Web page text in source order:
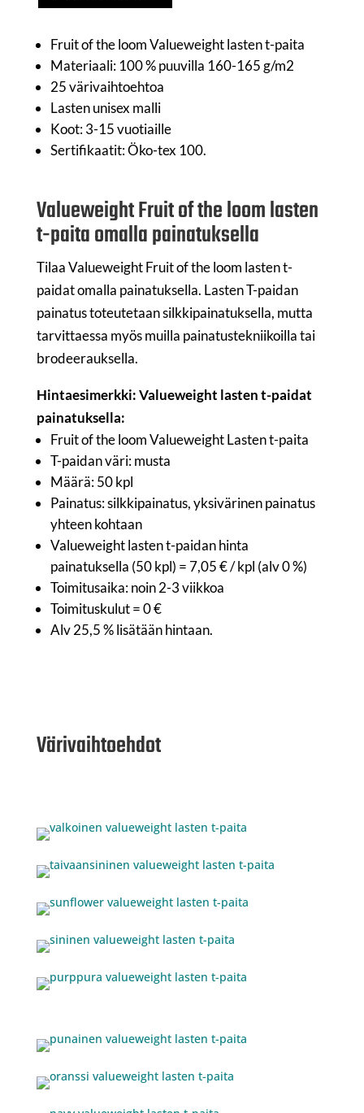
Fruit of the loom Valueweight lasten t-paita
Materiaali: 100 % puuvilla 160-165 g/m2
25 värivaihtoehtoa
Lasten unisex malli
Koot: 3-15 vuotiaille
Sertifikaatit: Öko-tex 100.
Valueweight Fruit of the loom lasten
t-paita omalla painatuksella
Tilaa Valueweight Fruit of the loom lasten t-
paidat omalla painatuksella. Lasten T-paidan
painatus toteutetaan silkkipainatuksella, mutta
tarvittaessa myös muilla painatustekniikoilla tai
brodeerauksella.
Hintaesimerkki: Valueweight lasten t-paidat
painatuksella:
Fruit of the loom Valueweight Lasten t-paita
T-paidan väri: musta
Määrä: 50 kpl
Painatus: silkkipainatus, yksivärinen painatus
yhteen kohtaan
Valueweight lasten t-paidan hinta
painatuksella (50 kpl) = 7,05 € / kpl (alv 0 %)
Toimitusaika: noin 2-3 viikkoa
Toimituskulut = 0 €
Alv 25,5 % lisätään hintaan.
Värivaihtoehdot